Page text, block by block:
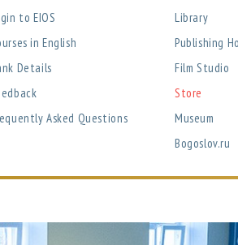
to EIOS
in English
Details
Asked Questions
Library
Publishing
Film Studio
Store
Museum
Bogoslov.ru